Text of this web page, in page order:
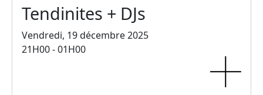
Tendinites + DJs
Vendredi, 19 décembre 2025
21H00 - 01H00